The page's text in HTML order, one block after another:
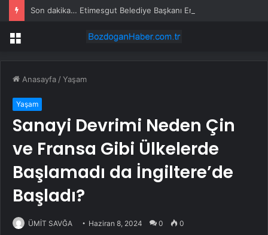
Menü
Anasayfa /Yaşam
Yaşam
Sanayi Devrimi Neden Çin
ve Fransa Gibi Ülkelerde
Başlamadı da İngiltere’de
Başladı?
ÜMİT SAVĞA Haziran 8, 2024 0 0